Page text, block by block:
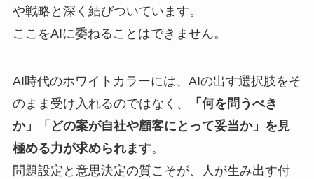
や戦略と深く結びついています。
ここをAIに委ねることはできません。
AI時代のホワイトカラーには、AIの出す選択肢をそ
のまま受け入れるのではなく、
「何を問うべき
か」「どの案が自社や顧客にとって妥当か」を見
極める力が求められます。
問題設定と意思決定の質こそが、人が生み出す付